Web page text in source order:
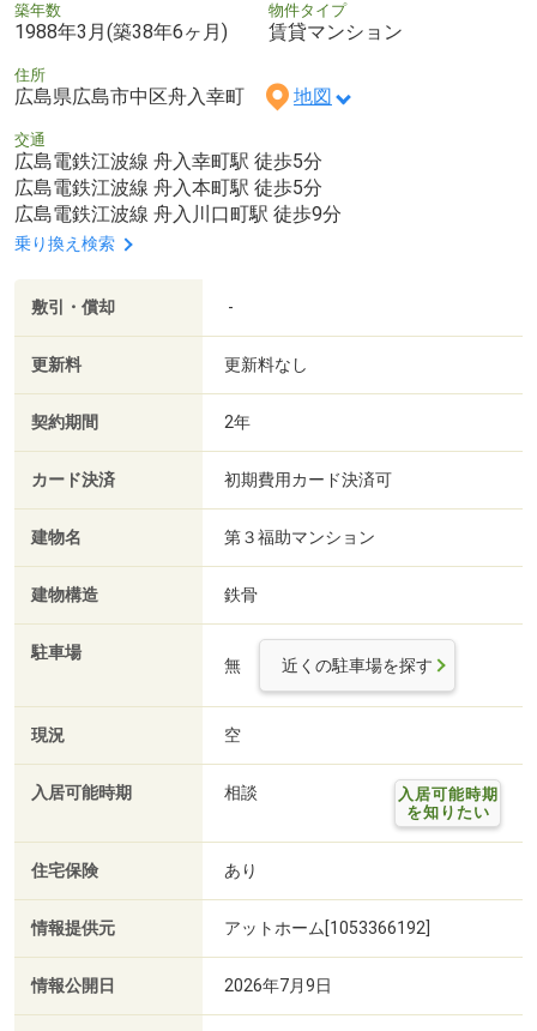
築年数
1988年3月(築38年6ヶ月)
物件タイプ
賃貸マンション
住所
広島県広島市中区舟入幸町 地図
交通
広島電鉄江波線 舟入幸町駅 徒歩5分
広島電鉄江波線 舟入本町駅 徒歩5分
広島電鉄江波線 舟入川口町駅 徒歩9分
乗り換え検索
敷引・償却 -
更新料 更新料なし
契約期間 2年
カード決済 初期費用カード決済可
建物名 第３福助マンション
建物構造 鉄骨
駐車場
無 近くの駐車場を探す
現況 空
入居可能時期 相談
入居可能時期
を知りたい
住宅保険 あり
情報提供元 アットホーム[1053366192]
情報公開日 2026年7月9日